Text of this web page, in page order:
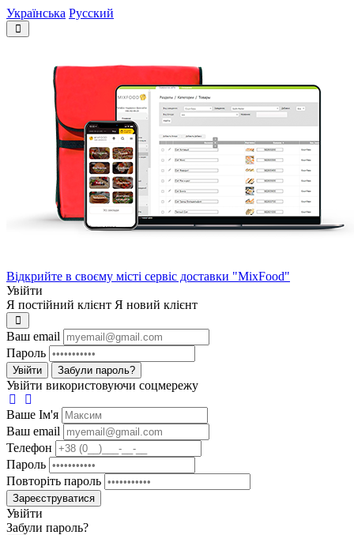
Українська Русский
Відкрийте в своєму місті сервіс доставки "MixFood"
Увійти
Я постійний клієнт Я новий клієнт
Ваш email
Пароль
Увійти Забули пароль?
Увійти використовуючи соцмережу
Ваше Iм'я
Ваш email
Телефон
Пароль
Повторіть пароль
Зареєструватися
Увійти
Забули пароль?